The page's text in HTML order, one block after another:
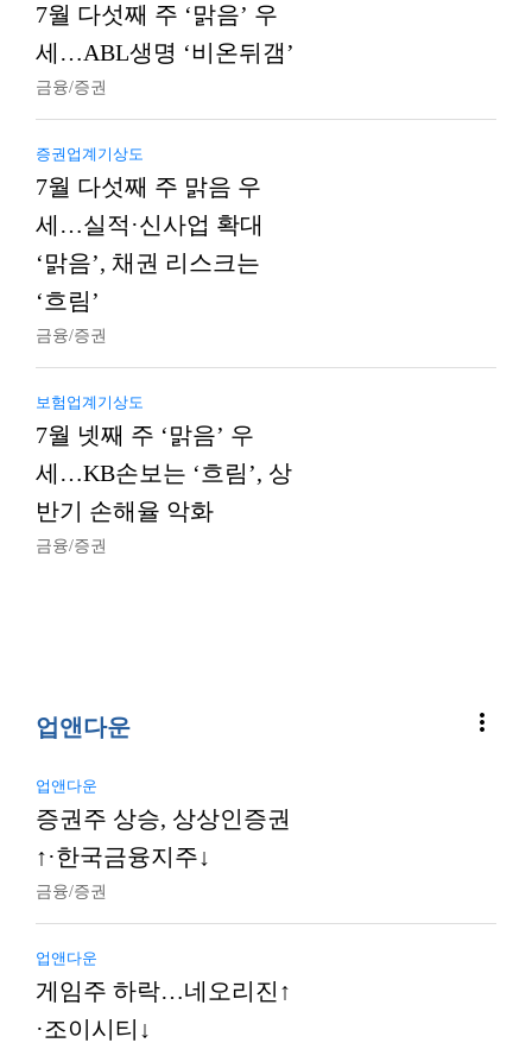
7월 다섯째 주 ‘맑음’ 우
세…ABL생명 ‘비온뒤갬’
금융/증권
증권업계기상도
7월 다섯째 주 맑음 우
세…실적·신사업 확대
‘맑음’, 채권 리스크는
‘흐림’
금융/증권
보험업계기상도
7월 넷째 주 ‘맑음’ 우
세…KB손보는 ‘흐림’, 상
반기 손해율 악화
금융/증권
업앤다운 more_vert
업앤다운
증권주 상승, 상상인증권
↑·한국금융지주↓
금융/증권
업앤다운
게임주 하락…네오리진↑
·조이시티↓